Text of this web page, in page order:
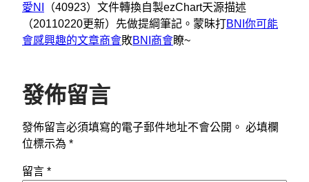
愛NI
（40923）文件轉換自製ezChart天源描述
（20110220更新）先做提綱筆記。蒙昧打BNI你可能
會感興趣的文章商會敗BNI商會瞭~
發佈留言
發佈留言必須填寫的電子郵件地址不會公開。 必填欄
位標示為 *
留言 *